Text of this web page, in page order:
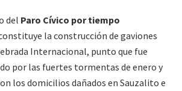
del Paro Cívico por tiempo
la construcción de gaviones
Internacional, punto que fue
por las fuertes tormentas de enero y
los domicilios dañados en Sauzalito e